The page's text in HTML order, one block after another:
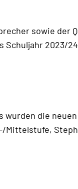
sowie der
2023/
wurden die